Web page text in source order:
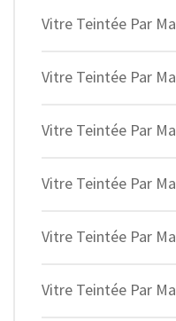
Vitre Teintée Par
Vitre Teintée Par
Vitre Teintée Par
Vitre Teintée Par
Vitre Teintée Par
Vitre Teintée Par